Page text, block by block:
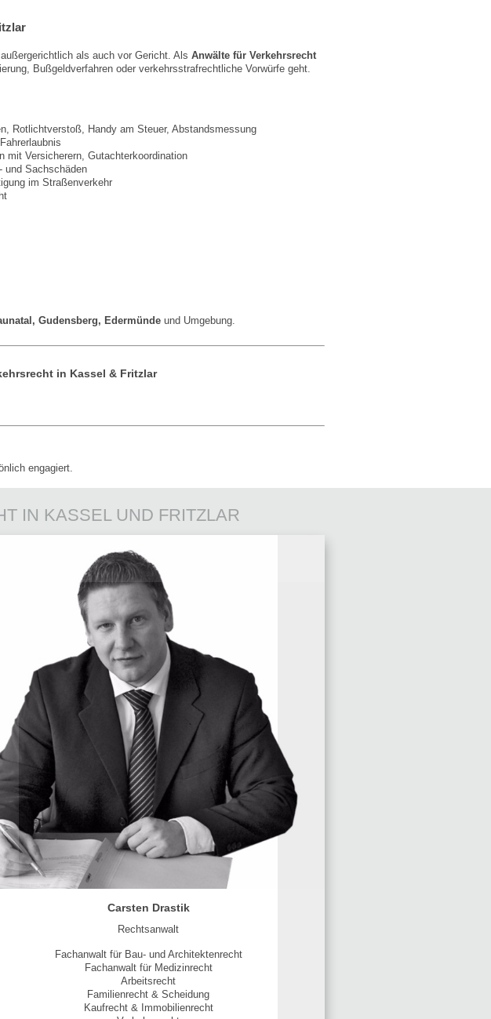
als auch vor Gericht. Als Anwälte für Verkehrsrecht
Bußgeldverfahren oder verkehrsstrafrechtliche Vorwürfe geht.
Rotlichtverstoß, Handy am Steuer, Abstandsmessung
mit Versicherern, Gutachterkoordination
und Sachschäden
im Straßenverkehr
Gudensberg, Edermünde und Umgebung.
in Kassel & Fritzlar
engagiert.
IN KASSEL UND FRITZLAR
Carsten Drastik
Rechtsanwalt
Fachanwalt für Bau- und Architektenrecht
Fachanwalt für Medizinrecht
Arbeitsrecht
Familienrecht & Scheidung
Kaufrecht & Immobilienrecht